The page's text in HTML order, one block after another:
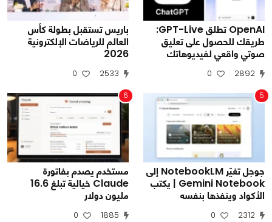
OpenAI تطلق GPT-Live:
طريقك للحصول على تعليق
صوتي واقعي لفيديوهاتك
2892
0
باريس تستقبل بطولة كأس
العالم للرياضات الإلكترونية
2026
2533
0
5
جوجل تغيّر NotebookLM إلى
Gemini Notebook | يكتب
الأكواد وينفذها بنفسه
2312
0
6
مستخدم يصدم بفاتورة
Claude خيالية تبلغ 16.6
مليون دولار
1885
0